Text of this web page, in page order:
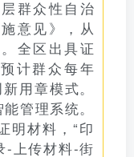
群众性自治
意见》，从
全区出具证
计群众每年
用章模式。
管理系统。
明材料，“印
-上传材料-街